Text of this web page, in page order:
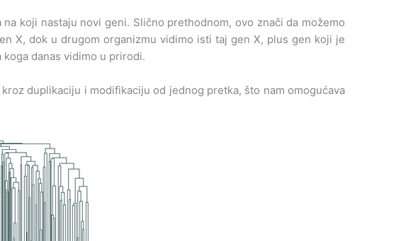
koji nastaju novi geni. Slično prethodnom, ovo znači da možemo
X, dok u drugom organizmu vidimo isti taj gen X, plus gen koji je
danas vidimo u prirodi.
duplikaciju i modifikaciju od jednog pretka, što nam omogućava